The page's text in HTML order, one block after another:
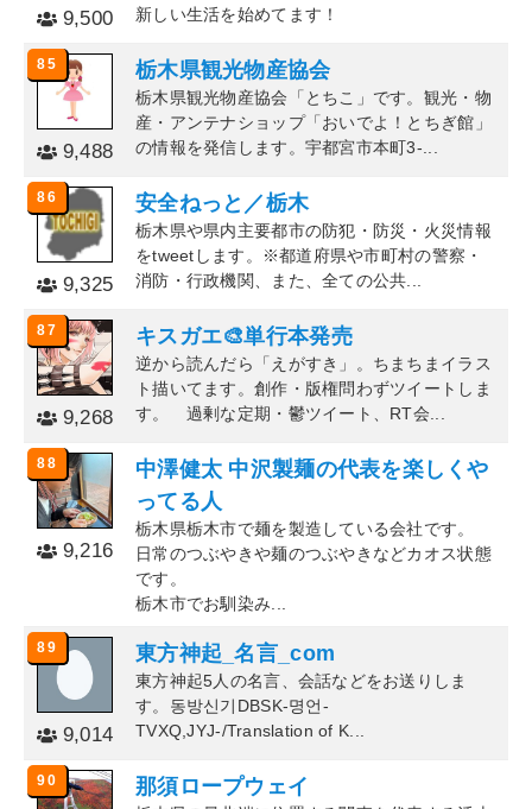
9,500
新しい生活を始めてます！
85
9,488
栃木県観光物産協会
栃木県観光物産協会「とちこ」です。観光・物
産・アンテナショップ「おいでよ！とちぎ館」
の情報を発信します。宇都宮市本町3-...
86
9,325
安全ねっと／栃木
栃木県や県内主要都市の防犯・防災・火災情報
をtweetします。※都道府県や市町村の警察・
消防・行政機関、また、全ての公共...
87
9,268
キスガエ🎨単行本発売
逆から読んだら「えがすき」。ちまちまイラス
ト描いてます。創作・版権問わずツイートしま
す。 過剰な定期・鬱ツイート、RT会...
88
9,216
中澤健太 中沢製麺の代表を楽しくや
ってる人
栃木県栃木市で麺を製造している会社です。
日常のつぶやきや麺のつぶやきなどカオス状態
です。
栃木市でお馴染み...
89
9,014
東方神起_名言_com
東方神起5人の名言、会話などをお送りしま
す。동방신기DBSK-명언-
TVXQ,JYJ-/Translation of K...
90 那須ロープウェイ